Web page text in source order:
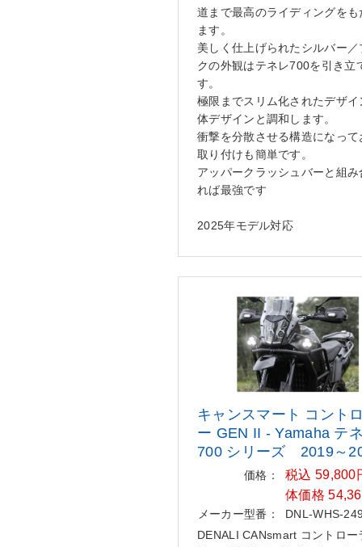
道まで最高のライディングをも
ます。
美しく仕上げられたシルバー／
クの外観はテネレ700を引き立
す。
極限までスリム化されたデザイ
体デザインと調和します。
衝撃を分散させる構造になって
取り付けも簡単です。
アッパークラッシュバーと組み
れば最強です
2025年モデル対応
キャンスマート コント
ー GEN II - Yamaha テ
700 シリーズ 2019～
価格：
税込 59,800
体価格
メーカー型番：
DNL-WHS-
DENALI CANsmart コントロー